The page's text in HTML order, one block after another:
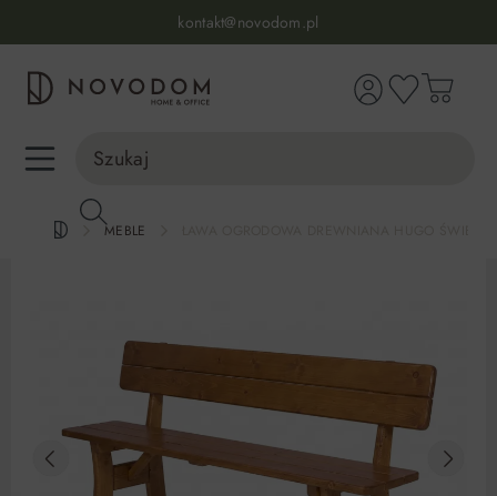
kontakt@novodom.pl
Dostawa z wniesieniem
30 dni na zwrot lub wymianę
98% zadowolonych klientów
MEBLE